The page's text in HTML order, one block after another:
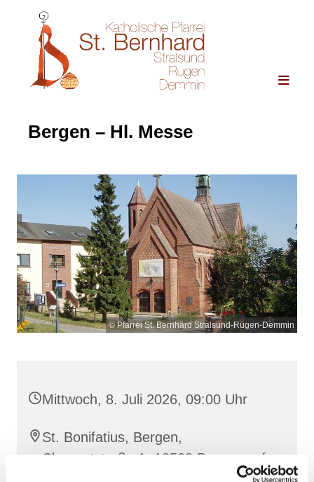
Bergen – Hl. Messe
© Pfarrei St. Bernhard Stralsund-Rügen-Demmin
Mittwoch, 8. Juli 2026, 09:00 Uhr
St. Bonifatius, Bergen,
Clementstraße 1, 18528 Bergen auf